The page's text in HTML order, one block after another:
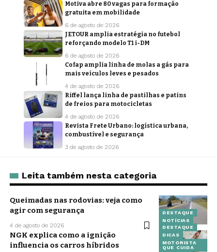
Motiva abre 80 vagas para formação
gratuita em mobilidade
6 de agosto de 2026
JETOUR amplia estratégia no futebol
reforçando modelo T1 i-DM
6 de agosto de 2026
Cofap amplia linha de molas a gás para
mais veículos leves e pesados
4 de agosto de 2026
Riffel lança linha de pastilhas e patins
de freios para motocicletas
4 de agosto de 2026
Revista Frete Urbano: logística urbana,
combustível e segurança
3 de agosto de 2026
Leita também nesta categoria
DESTAQUE
NOTÍCIAS
Queimadas nas rodovias: veja como
agir com segurança
4 de agosto de 2026
DESTAQUE
DICAS
MOTORISTA
QUE CUIDA
NGK explica como a ignição
influencia os carros híbridos